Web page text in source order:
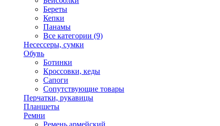
Береты
Кепки
Панамы
Все категории (9)
Несессеры, сумки
Обувь
Ботинки
Кроссовки, кеды
Сапоги
Сопутствующие товары
Перчатки, рукавицы
Планшеты
Ремни
Ремень армейский